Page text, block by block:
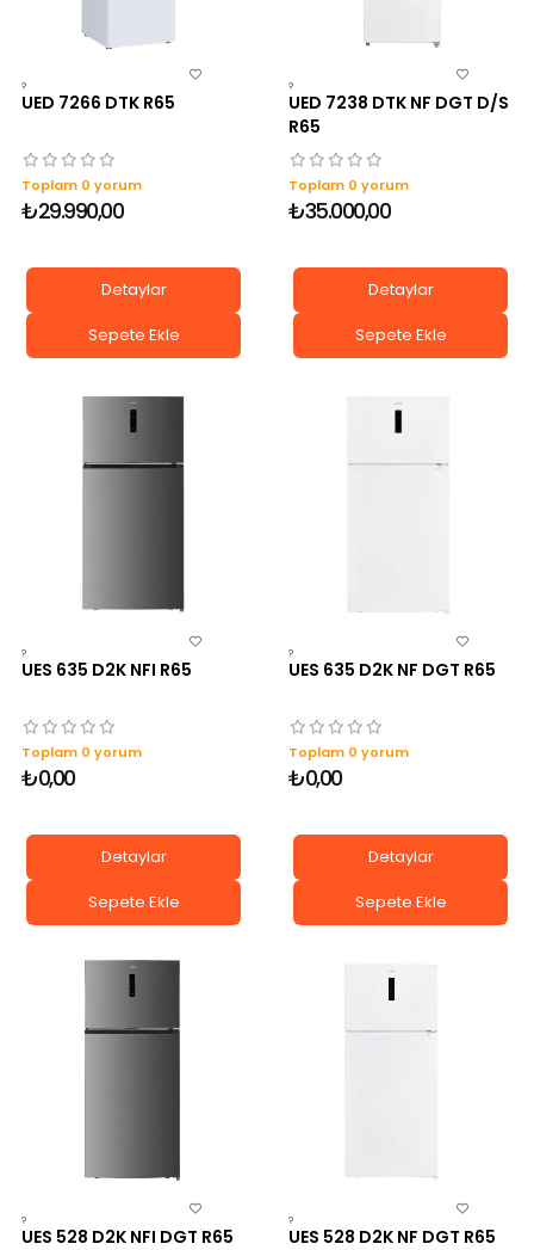
?
UED 7266 DTK R65
Toplam 0 yorum
₺29.990,00
Detaylar
Sepete Ekle
?
UED 7238 DTK NF DGT D/S
R65
Toplam 0 yorum
₺35.000,00
Detaylar
Sepete Ekle
?
UES 635 D2K NFI R65
Toplam 0 yorum
₺0,00
Detaylar
Sepete Ekle
?
UES 635 D2K NF DGT R65
Toplam 0 yorum
₺0,00
Detaylar
Sepete Ekle
?
UES 528 D2K NFI DGT R65
?
UES 528 D2K NF DGT R65